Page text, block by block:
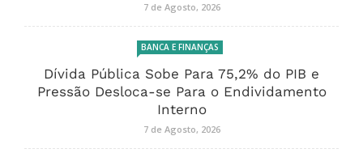
7 de Agosto, 2026
BANCA E FINANÇAS
Dívida Pública Sobe Para 75,2% do PIB e
Pressão Desloca-se Para o Endividamento
Interno
7 de Agosto, 2026